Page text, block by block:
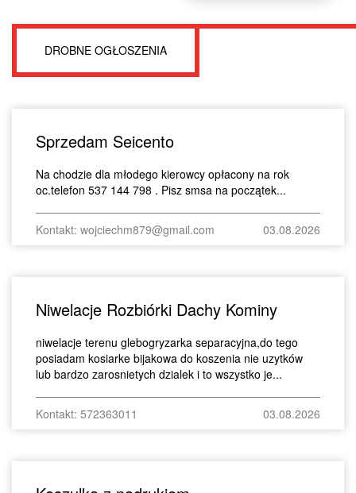
DROBNE OGŁOSZENIA
Sprzedam Seicento
Na chodzie dla młodego kierowcy opłacony na rok
oc.telefon 537 144 798 . Pisz smsa na początek...
Kontakt: wojciechm879@gmail.com 03.08.2026
Niwelacje Rozbiórki Dachy Kominy
niwelacje terenu glebogryzarka separacyjna,do tego
posiadam kosiarke bijakowa do koszenia nie uzytków
lub bardzo zarosnietych dzialek i to wszystko je...
Kontakt: 572363011 03.08.2026